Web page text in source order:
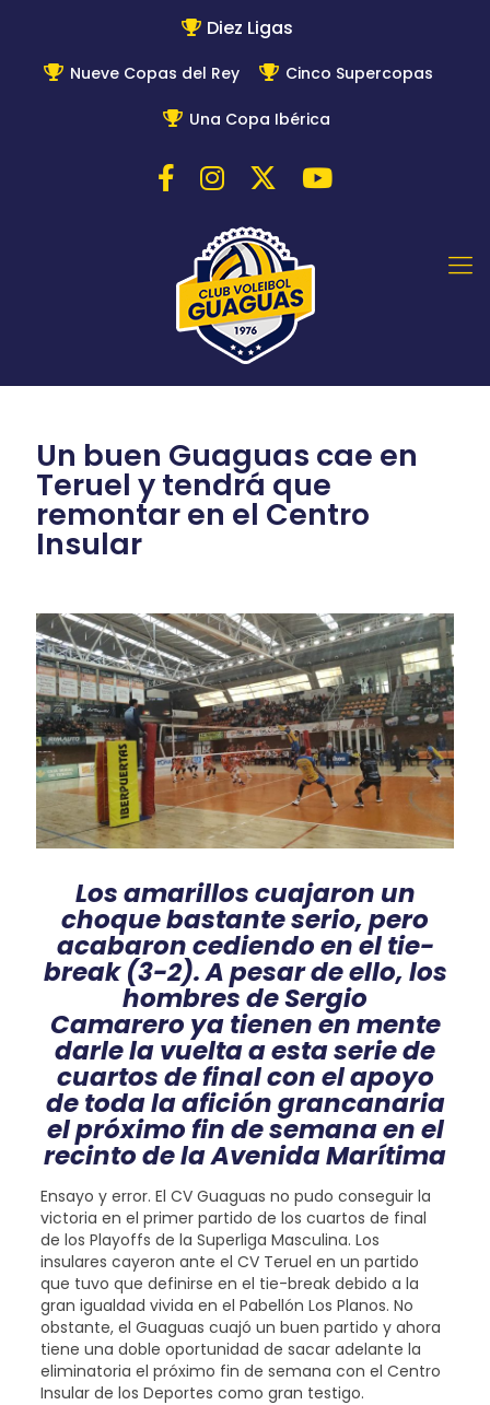
Diez Ligas
Nueve Copas del Rey Cinco Supercopas
Una Copa Ibérica
Un buen Guaguas cae en
Teruel y tendrá que
remontar en el Centro
Insular
Los amarillos cuajaron un
choque bastante serio, pero
acabaron cediendo en el tie-
break (3-2). A pesar de ello, los
hombres de Sergio
Camarero ya tienen en mente
darle la vuelta a esta serie de
cuartos de final con el apoyo
de toda la afición grancanaria
el próximo fin de semana en el
recinto de la Avenida Marítima
Ensayo y error. El CV Guaguas no pudo conseguir la
victoria en el primer partido de los cuartos de final
de los Playoffs de la Superliga Masculina. Los
insulares cayeron ante el CV Teruel en un partido
que tuvo que definirse en el tie-break debido a la
gran igualdad vivida en el Pabellón Los Planos. No
obstante, el Guaguas cuajó un buen partido y ahora
tiene una doble oportunidad de sacar adelante la
eliminatoria el próximo fin de semana con el Centro
Insular de los Deportes como gran testigo.